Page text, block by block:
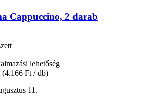
Cappuccino, 2 darab
lehetőség
(4.166 Ft / db)
11.